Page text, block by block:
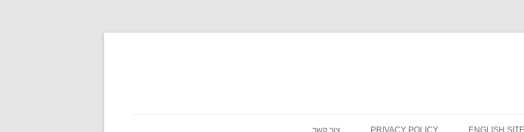
ENGLISH SITE
PRIVACY POLICY צור קשר